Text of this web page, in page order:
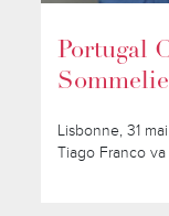
Portugal
Lisbonne, 31
Tiago Franco